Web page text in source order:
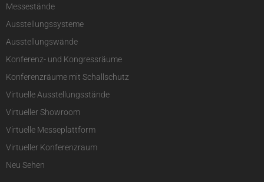
Messestände
Ausstellungssysteme
Ausstellungswände
Konferenz- und Kongressräume
Konferenzräume mit Schallschutz
Virtuelle Ausstellungsstände
Virtueller Showroom
Virtuelle Messeplattform
Virtueller Konferenzraum
Neu Sehen